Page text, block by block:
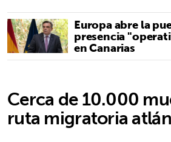
Europa abre la
presencia
en Canarias
Cerca de 10.000
ruta migratoria